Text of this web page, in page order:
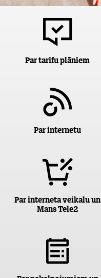
Par tarifu plāniem
Par internetu
Par interneta veikalu un
Mans Tele2